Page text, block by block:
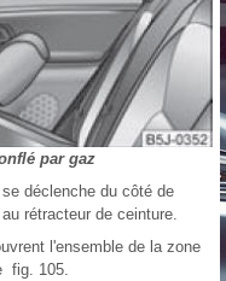
par gaz
déclenche du côté de
rétracteur de ceinture.
l'ensemble de la zone
fig. 105.